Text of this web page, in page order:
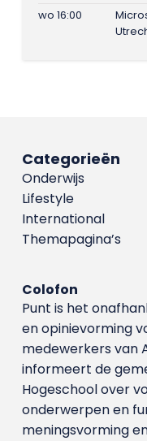
wo 16:00
Categorieën
Onderwijs
Lifestyle
International
Themapagina’s
Colofon
Punt is het
en opinievorming
medewerkers van
informeert de
Hogeschool over
onderwerpen en
meningsvorming